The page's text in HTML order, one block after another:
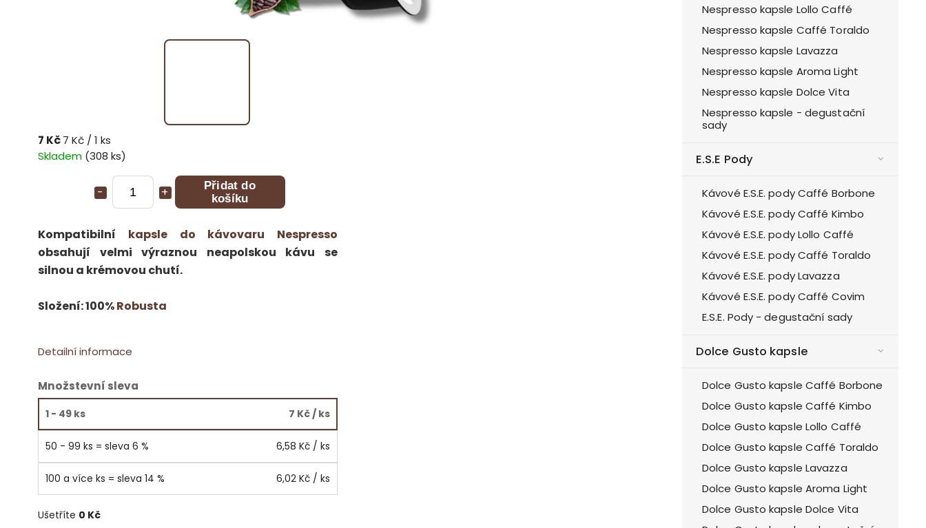
Nespresso kapsle Lollo Caffé
Nespresso kapsle Caffé Toraldo
Nespresso kapsle Lavazza
Nespresso kapsle Aroma Light
Nespresso kapsle Dolce Vita
Nespresso kapsle - degustační
sady
E.S.E Pody
Kávové E.S.E. pody Caffé Borbone
Kávové E.S.E. pody Caffé Kimbo
Kávové E.S.E. pody Lollo Caffé
Kávové E.S.E. pody Caffé Toraldo
Kávové E.S.E. pody Lavazza
Kávové E.S.E. pody Caffé Covim
E.S.E. Pody - degustační sady
Dolce Gusto kapsle
Dolce Gusto kapsle Caffé Borbone
Dolce Gusto kapsle Caffé Kimbo
Dolce Gusto kapsle Lollo Caffé
Dolce Gusto kapsle Caffé Toraldo
Dolce Gusto kapsle Lavazza
Dolce Gusto kapsle Aroma Light
Dolce Gusto kapsle Dolce Vita
7 Kč7 Kč / 1 ks
Skladem (308 ks)
Množstevní sleva
1 - 49 ks 7 Kč/ ks
50 - 99 ks = sleva 6 % 6,58 Kč / ks
100 a více ks = sleva 14 % 6,02 Kč / ks
Ušetříte 0 Kč
Přidat do
košíku
Kompatibilní kapsle do kávovaru Nespresso
obsahují velmi výraznou neapolskou kávu se
silnou a krémovou chutí.
Složení: 100%Robusta
Detailní informace